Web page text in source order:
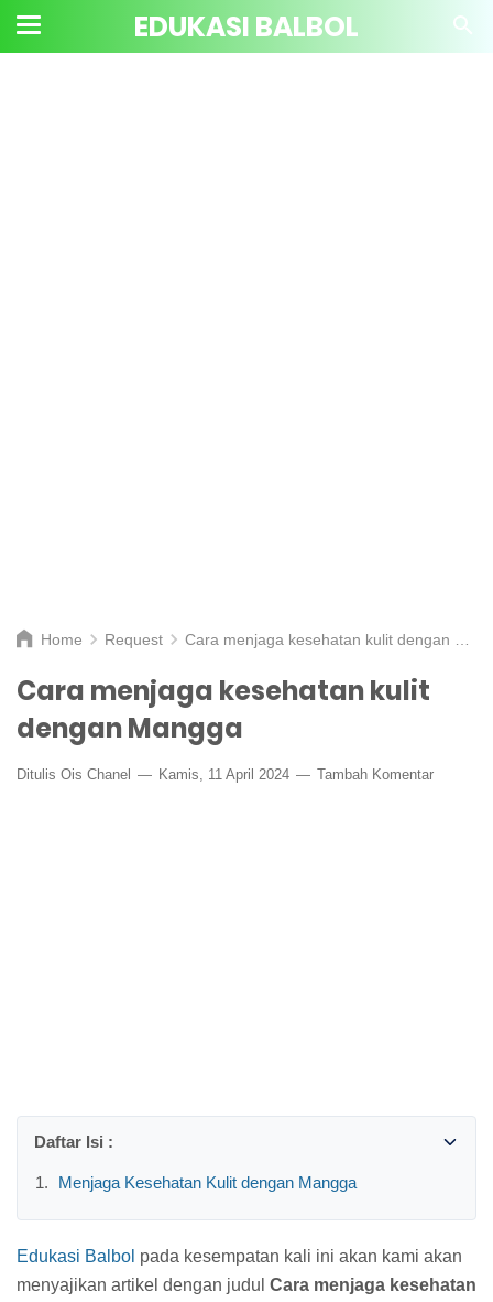
EDUKASI BALBOL
Home Request Cara menjaga kesehatan kulit dengan Mangga
Cara menjaga kesehatan kulit
dengan Mangga
Ditulis Ois Chanel Kamis, 11 April 2024 Tambah Komentar
Menjaga Kesehatan Kulit dengan Mangga
Edukasi Balbol pada kesempatan kali ini akan kami akan
menyajikan artikel dengan judul Cara menjaga kesehatan